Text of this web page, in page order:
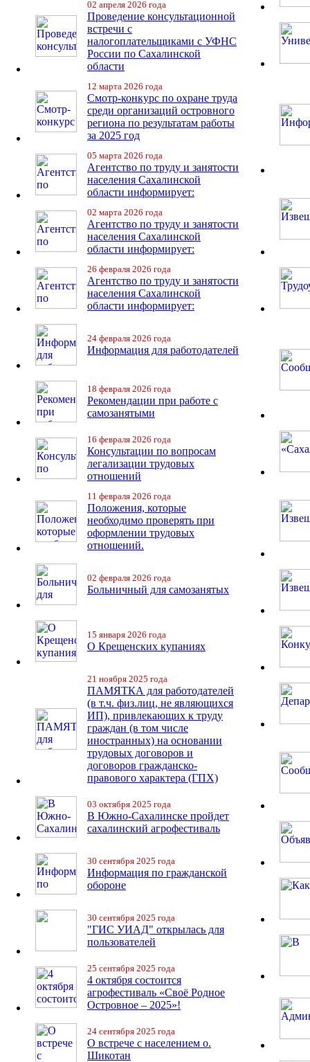
02 апреля 2026 года
Проведение консультационной
встречи с
налогоплательщиками с УФНС
России по Сахалинской
области
12 марта 2026 года
Смотр-конкурс по охране труда
среди организаций островного
региона по результатам работы
за 2025 год
05 марта 2026 года
Агентство по труду и занятости
населения Сахалинской
области информирует:
02 марта 2026 года
Агентство по труду и занятости
населения Сахалинской
области информирует:
26 февраля 2026 года
Агентство по труду и занятости
населения Сахалинской
области информирует:
24 февраля 2026 года
Информация для работодателей
18 февраля 2026 года
Рекомендации при работе с
самозанятыми
16 февраля 2026 года
Консультации по вопросам
легализации трудовых
отношений
11 февраля 2026 года
Положения, которые
необходимо проверять при
оформлении трудовых
отношений.
02 февраля 2026 года
Больничный для самозанятых
15 января 2026 года
О Крещенских купаниях
21 ноября 2025 года
ПАМЯТКА для работодателей
(в т.ч. физ.лиц, не являющихся
ИП), привлекающих к труду
граждан (в том числе
иностранных) на основании
трудовых договоров и
договоров гражданско-
правового характера (ГПХ)
03 октября 2025 года
В Южно-Сахалинске пройдет
сахалинский агрофестиваль
30 сентября 2025 года
Информация по гражданской
обороне
30 сентября 2025 года
"ГИС УИАД" открылась для
пользователей
25 сентября 2025 года
4 октября состоится
агрофестиваль «Своё Родное
Островное – 2025»!
24 сентября 2025 года
О встрече с населением о.
Шикотан